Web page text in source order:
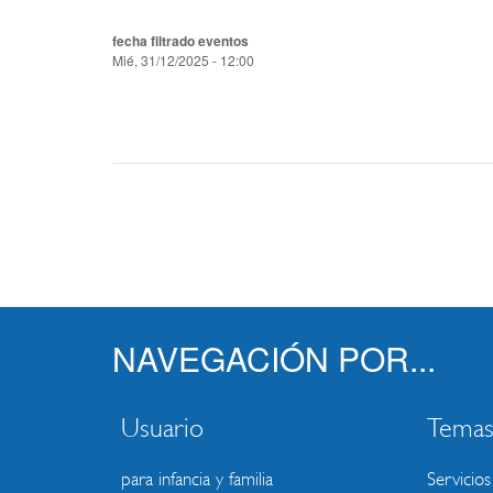
fecha filtrado eventos
Mié, 31/12/2025 - 12:00
NAVEGACIÓN POR...
Usuario
para infancia y familia
Temas